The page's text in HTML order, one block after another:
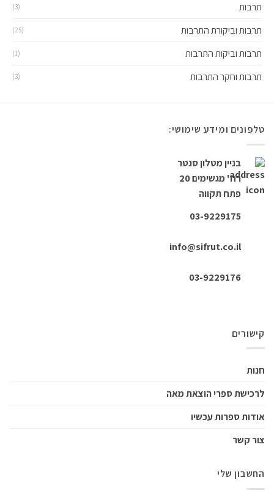
תרבות (3)
תרבות וביקורת התרבות (25)
תרבות וביקות התרבות (1)
תרבות וחקר התרבות (3)
טלפונים ומידע שימושי:
בניין מטלון סנטר
רח' מגשימים 20
פתח תקווה
03-9229175
info@sifrut.co.il
קישורים
חנות
לרכישת ספרי הוצאת מאה
אודות ספרות עכשיו
צור קשר
החשבון שלי